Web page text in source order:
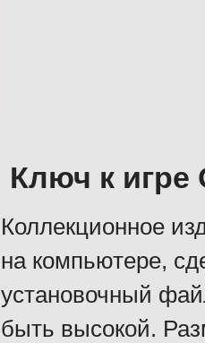
Ключ к
Коллекционное
на компьютере,
установочный
быть высокой.